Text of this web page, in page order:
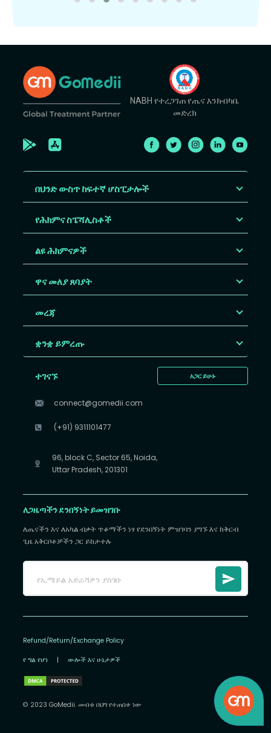
NABH የተረጋገጠ የጤና እንክብካቤ
መድረክ
በህንድ ውስጥ ከፍተኛ ሆስፒታሎች
የሕክምና ስፔሻሊስቶች
ልዩ ሕክምናዎች
ዋና መለያ ጸባያት
መረጃ
ቋንቋ ይምረጡ
አጋር ይሁኑ
ተገናኙ
connect@gomedii.com
(+91) 9311101477
96, block C, Sector 65, Noida,
Uttar Pradesh, 201301
ለጋዜጣችን ደንበኝነት ይመዝገቡ
ለጤናችን እና ለአካል ብቃት ጥቆማችን ነፃ የደንበኝነት ምዝገባን ያግኙ እና ከቅርብ
ጊዜ አቅርቦቶቻችን ጋር ይከታተሉ
Refund/Return/Exchange Policy
የ ግል የሆነ | ውሎች እና ሁኔታዎች
© 2023 GoMedii. መብቱ በህግ የተጠበቀ ነው